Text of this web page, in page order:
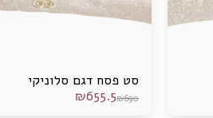
סט פסח דגם סלוניקי
₪690
₪655.5